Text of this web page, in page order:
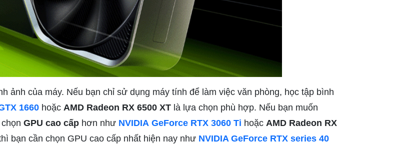
ảnh của máy. Nếu bạn chỉ sử dụng máy tính để làm việc văn phòng, học tập bình
1660 hoặc AMD Radeon RX 6500 XT là lựa chọn phù hợp. Nếu bạn muốn
GPU cao cấp hơn như NVIDIA GeForce RTX 3060 Ti hoặc AMD Radeon RX
bạn cần chọn GPU cao cấp nhất hiện nay như NVIDIA GeForce RTX series 40